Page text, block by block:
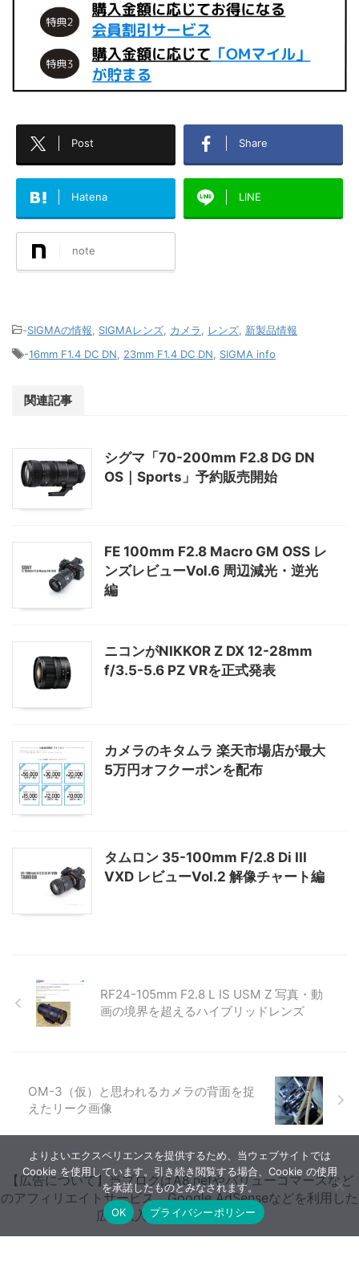
Post Share
Hatena LINE
note
-SIGMAの情報, SIGMAレンズ, カメラ, レンズ, 新製品情報
-16mm F1.4 DC DN, 23mm F1.4 DC DN, SIGMA info
関連記事
シグマ「70-200mm F2.8 DG DN
OS｜Sports」予約販売開始
FE 100mm F2.8 Macro GM OSS レ
ンズレビューVol.6 周辺減光・逆光
編
ニコンがNIKKOR Z DX 12-28mm
f/3.5-5.6 PZ VRを正式発表
カメラのキタムラ 楽天市場店が最大
5万円オフクーポンを配布
タムロン 35-100mm F/2.8 Di III
VXD レビューVol.2 解像チャート編
RF24-105mm F2.8 L IS USM Z 写真・動
画の境界を超えるハイブリッドレンズ
OM-3（仮）と思われるカメラの背面を捉
えたリーク画像
【広告について】当ブログはA8.netやバリューコマースなど
のアフィリエイトサービス、Google AdSenseなどを利用した
広告収入で運営しています。
よりよいエクスペリエンスを提供するため、当ウェブサイトでは
Cookie を使用しています。引き続き閲覧する場合、Cookie の使用
を承諾したものとみなされます。
OK
プライバシーポリシー